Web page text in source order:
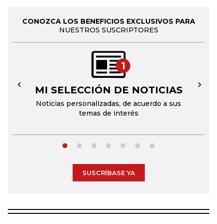
CONOZCA LOS BENEFICIOS EXCLUSIVOS PARA
NUESTROS SUSCRIPTORES
1
MI SELECCIÓN DE NOTICIAS
Noticias personalizadas, de acuerdo a sus
temas de interés
← →
SUSCRÍBASE YA